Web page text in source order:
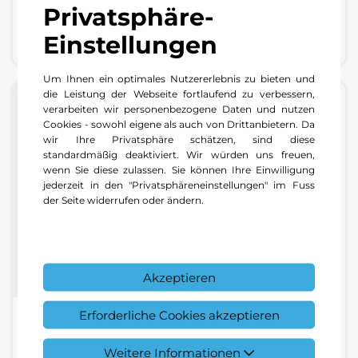
Privatsphäre-
Einstellungen
Um Ihnen ein optimales Nutzererlebnis zu bieten und
die Leistung der Webseite fortlaufend zu verbessern,
verarbeiten wir personenbezogene Daten und nutzen
Cookies - sowohl eigene als auch von Drittanbietern. Da
wir Ihre Privatsphäre schätzen, sind diese
standardmäßig deaktiviert. Wir würden uns freuen,
wenn Sie diese zulassen. Sie können Ihre Einwilligung
jederzeit in den "Privatsphäreneinstellungen" im Fuss
der Seite widerrufen oder ändern.
Akzeptieren
Erforderliche Cookies akzeptieren
Weitere Informationen
+49 6202 9 33 30
E-Mail schreiben
Hanna Konicanin